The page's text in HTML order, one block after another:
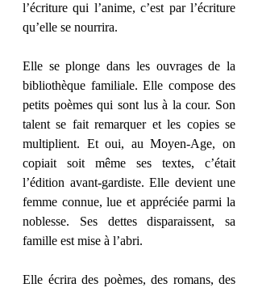
l’écriture qui l’anime, c’est par l’écriture
qu’elle se nourrira.
Elle se plonge dans les ouvrages de la
bibliothèque familiale. Elle compose des
petits poèmes qui sont lus à la cour. Son
talent se fait remarquer et les copies se
multiplient. Et oui, au Moyen-Age, on
copiait soit même ses textes, c’était
l’édition avant-gardiste. Elle devient une
femme connue, lue et appréciée parmi la
noblesse. Ses dettes disparaissent, sa
famille est mise à l’abri.
Elle écrira des poèmes, des romans, des